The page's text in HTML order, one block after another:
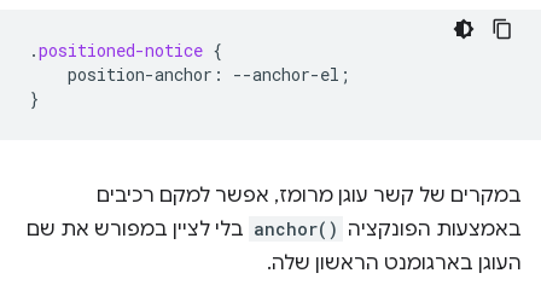
.positioned-notice {
position-anchor : --anchor-el ;
}
במקרים של קשר עוגן מרומז, אפשר למקם רכיבים
באמצעות הפונקציה anchor() בלי לציין במפורש את שם
העוגן בארגומנט הראשון שלה.